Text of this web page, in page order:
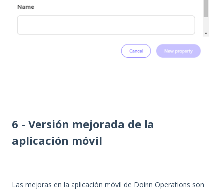
6 - Versión mejorada de la
aplicación móvil
Las mejoras en la aplicación móvil de Doinn Operations son